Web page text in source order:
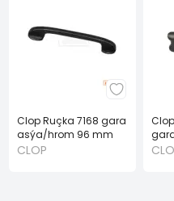
Clop Ruçka 7168 gara
asýa/hrom 96 mm
CLOP